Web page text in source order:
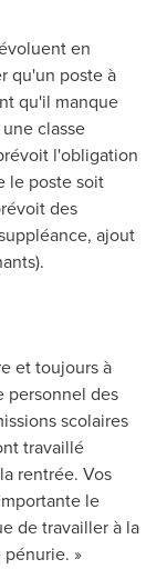
en
qu'un poste à
qu'il manque
classe
l'obligation
le poste soit
des
ajout
et toujours à
personnel des
scolaires
travaillé
rentrée. Vos
le
de travailler à la
»